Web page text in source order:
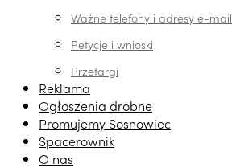
Ważne telefony i adresy e-mail
Petycje i wnioski
Przetargi
Reklama
Ogłoszenia drobne
Promujemy Sosnowiec
Spacerownik
O nas